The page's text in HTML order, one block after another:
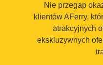
Nie przegap
klientów AFerry,
atrakcyjnych
ekskluzywnych